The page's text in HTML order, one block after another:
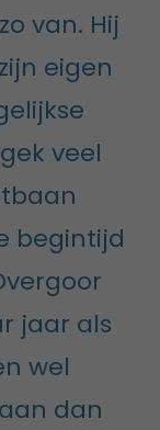
van. Hij
eigen
veel
begintijd
jaar als
wel
dan